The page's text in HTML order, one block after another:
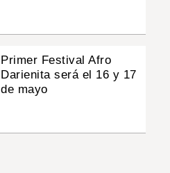
Primer Festival Afro
Darienita será el 16 y 17
de mayo